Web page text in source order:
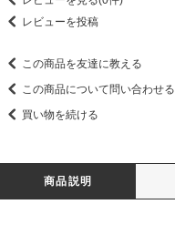
レビューを投稿
この商品を友達に教える
この商品について問い合わせる
買い物を続ける
商品説明